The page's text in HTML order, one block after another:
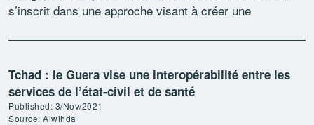
s’inscrit dans une approche visant à créer une
Tchad : le Guera vise une interopérabilité entre les
services de l’état-civil et de santé
Published: 3/Nov/2021
Source: Alwihda